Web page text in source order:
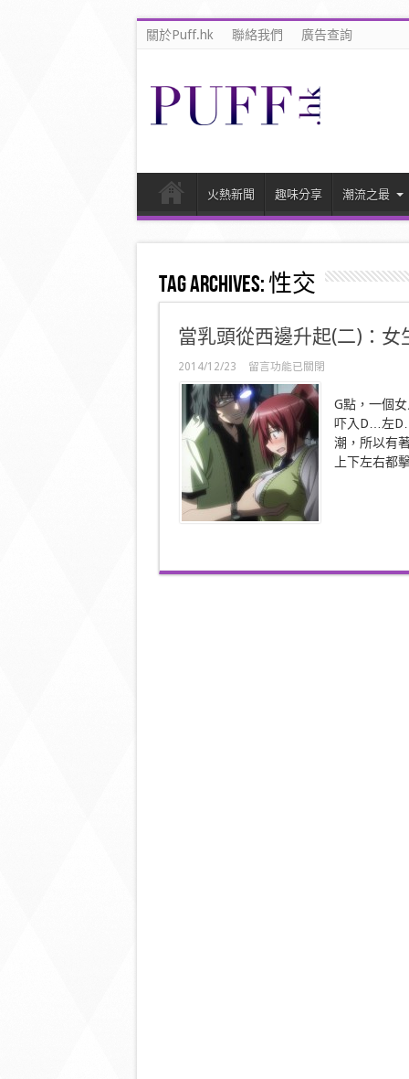
關於Puff.hk 聯絡我們 廣告查詢
火熱新聞 趣味分享 潮流之最
Tag Archives:性交
當乳頭從西邊升起(二)：女
2014/12/23
在
〈當
乳
頭
從
西
邊
升
起
(二)：
女
二
留言功能已關閉
G點，一個
吓入D…左
潮，所以有
上下左右都